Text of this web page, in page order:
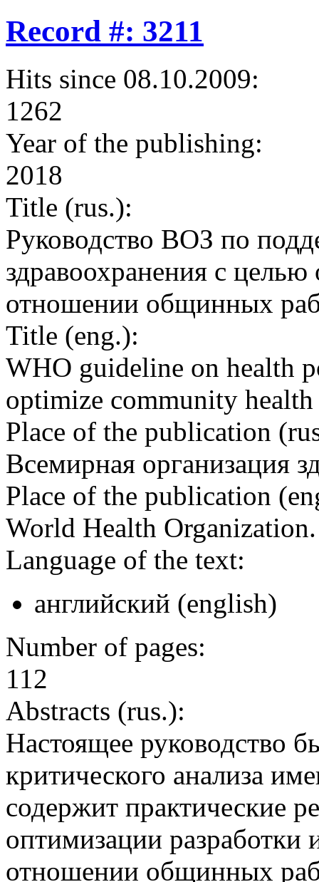
Record #: 3211
Hits since 08.10.2009:
1262
Year of the publishing:
2018
Title (rus.):
Руководство ВОЗ по
здравоохранения с
отношении общинных
Title (eng.):
WHO guideline on health
optimize community
Place of the publication
Всемирная организация
Place of the publication
World Health
Language of the text:
английский (english)
Number of pages:
112
Abstracts (rus.):
Настоящее руководство
критического анализа
содержит практические
оптимизации разработки
отношении общинных